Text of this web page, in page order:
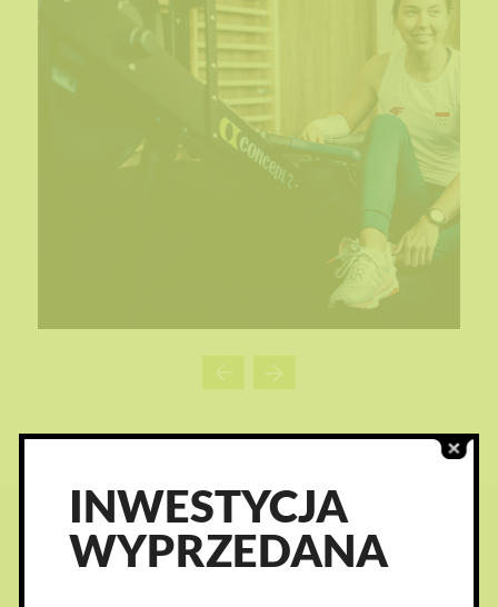
INWESTYCJA
WYPRZEDANA